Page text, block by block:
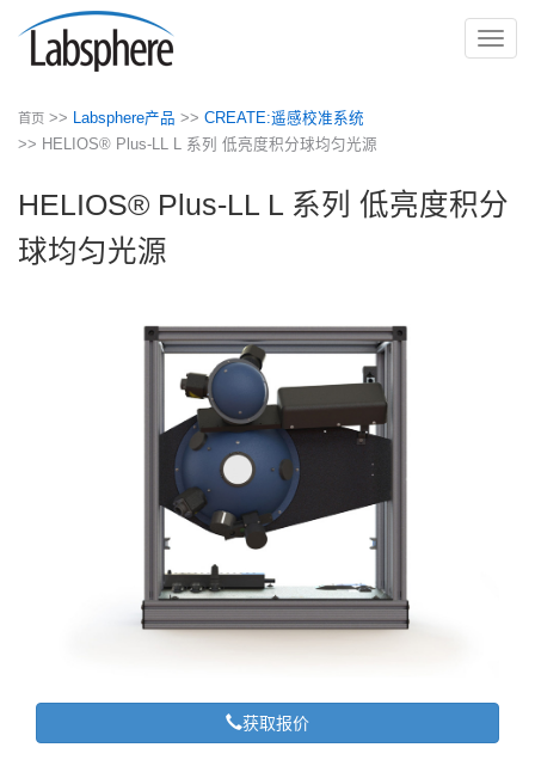
切
首页 >> Labsphere产品 >> CREATE:遥感校准系统
>> HELIOS® Plus-LL L 系列 低亮度积分球均匀光源
HELIOS® Plus-LL L 系列 低亮度积分
球均匀光源
获取报价